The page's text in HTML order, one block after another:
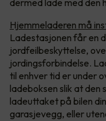
dermed lade med den
Hjemmeladeren må
Ladestasjonen får en
jordfeilbeskyttelse,
jordingsforbindelse.
til enhver tid er under
ladeboksen slik at
ladeuttaket på bilen
garasjevegg, eller